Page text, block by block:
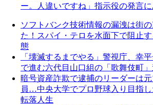
ー。人違いですね」指示役の発言
ソフトバンク技術情報の漏洩は街
た！スパイ・テロを水面下で阻止
態
「壊滅するまでやる」警視庁、幸
で進む六代目山口組の「歌舞伎町
暗号資産詐欺で逮捕のリーダーは
員…中央大学でプロ野球入り目指
転落人生